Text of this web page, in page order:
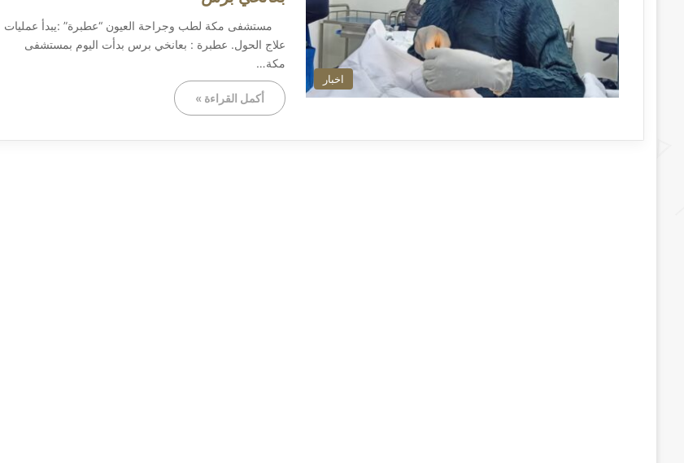
اخبار
مستشفى مكة لطب وجراحة العيون “عطبرة” :يبدأ عمليات
علاج الحول. عطبرة : بعانخي برس بدأت اليوم بمستشفى
مكة…
أكمل القراءة »